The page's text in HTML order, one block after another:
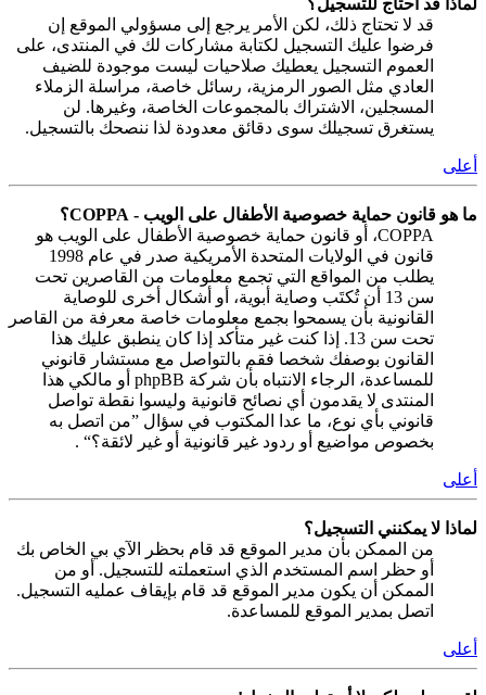
قد لا تحتاج ذلك، لكن الأمر يرجع إلى مسؤولي الموقع إن
فرضوا عليك التسجيل لكتابة مشاركات لك في المنتدى، على
العموم التسجيل يعطيك صلاحيات ليست موجودة للضيف
العادي مثل الصور الرمزية، رسائل خاصة، مراسلة الزملاء
المسجلين، الاشتراك بالمجموعات الخاصة، وغيرها. لن
يستغرق تسجيلك سوى دقائق معدودة لذا ننصحك بالتسجيل.
أعلى
ما هو قانون حماية خصوصية الأطفال على الويب - COPPA؟
COPPA، أو قانون حماية خصوصية الأطفال على الويب هو
قانون في الولايات المتحدة الأمريكية صدر في عام 1998
يطلب من المواقع التي تجمع معلومات من القاصرين تحت
سن 13 أن تُكتَب وصاية أبوية، أو أشكال أخرى للوصاية
القانونية بأن يسمحوا بجمع معلومات خاصة معرفة من القاصر
تحت سن 13. إذا كنت غير متأكد إذا كان ينطبق عليك هذا
القانون بوصفك شخصا فقم بالتواصل مع مستشار قانوني
للمساعدة، الرجاء الانتباه بأن شركة phpBB أو مالكي هذا
المنتدى لا يقدمون أي نصائح قانونية وليسوا نقطة تواصل
قانوني بأي نوع، ما عدا المكتوب في سؤال ”من اتصل به
بخصوص مواضيع أو ردود غير قانونية أو غير لائقة؟“ .
أعلى
لماذا لا يمكنني التسجيل؟
من الممكن بأن مدير الموقع قد قام بحظر الآي بي الخاص بك
أو حظر اسم المستخدم الذي استعملته للتسجيل. أو من
الممكن أن يكون مدير الموقع قد قام بإيقاف عمليه التسجيل.
اتصل بمدير الموقع للمساعدة.
أعلى